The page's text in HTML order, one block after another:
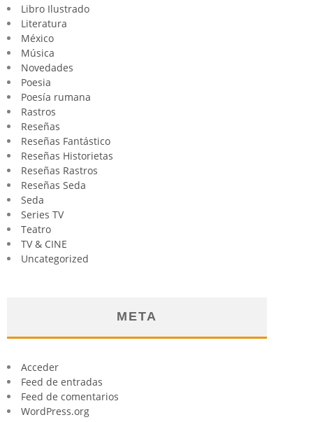
Libro Ilustrado
Literatura
México
Música
Novedades
Poesia
Poesía rumana
Rastros
Reseñas
Reseñas Fantástico
Reseñas Historietas
Reseñas Rastros
Reseñas Seda
Seda
Series TV
Teatro
TV & CINE
Uncategorized
META
Acceder
Feed de entradas
Feed de comentarios
WordPress.org